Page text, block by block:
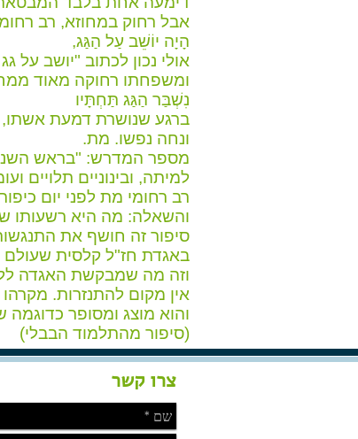
אבל רחוק במחוזא, רב
הָיָה יוֹשֵׁב עַל הַגַּג,
אולי נכון לכתוב "יושב על
ומשפחתו רחוקה מאוד
נִשְׁבַּר הַגַּג תַּחְתָּיו
ברגע שנושרת דמעת אשתו,
ונחה נפשו. מת.
מספר המדרש: "בראש השנה
למיתה, ובינוניים תלויים
רב רחומי מת לפני יום
והשאלה: מה היא רשעותו
סיפור זה חושף את
באגדת חז"ל קלסית שעולם
וזה מה שמבקשת האגדה
אין מקום להתנזרות.
והוא מוצג ומסופר
(סיפור מהתלמוד הבבלי)
צרו קשר